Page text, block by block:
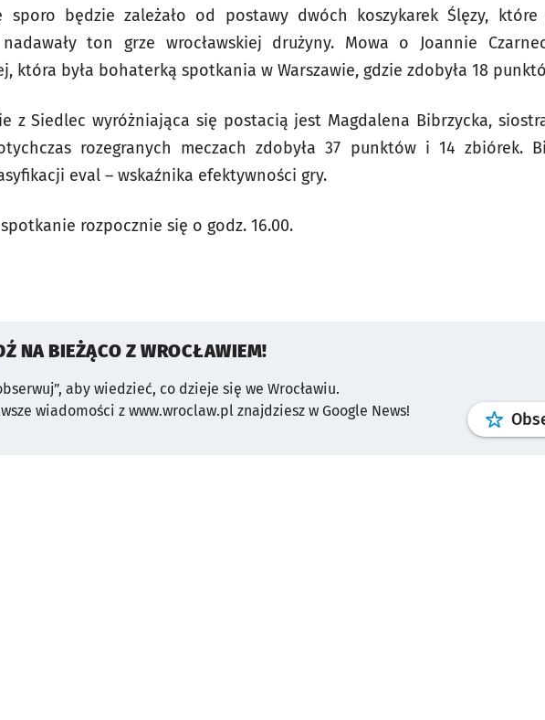
sporo będzie zależało od postawy dwóch koszykarek Ślęzy, które
ton grze wrocławskiej drużyny. Mowa o Joannie
która była bohaterką spotkania w Warszawie, gdzie zdobyła 18
z Siedlec wyróżniająca się postacią jest Magdalena Bibrzycka,
rozegranych meczach zdobyła 37 punktów i 14 zbiórek.
eval – wskaźnika efektywności gry.
rozpocznie się o godz. 16.00.
NA BIEŻĄCO Z WROCŁAWIEM!
aby wiedzieć, co dzieje się we Wrocławiu.
wiadomości z www.wroclaw.pl znajdziesz w Google News!